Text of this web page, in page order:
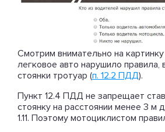
Смотрим внимательно на
легковое авто нарушило правила,
стоянки тротуар (п. 12.2 ПДД).
Пункт 12.4 ПДД не запрещает
стоянку на расстоянии менее 3 м
1.11. Поэтому мотоциклистом